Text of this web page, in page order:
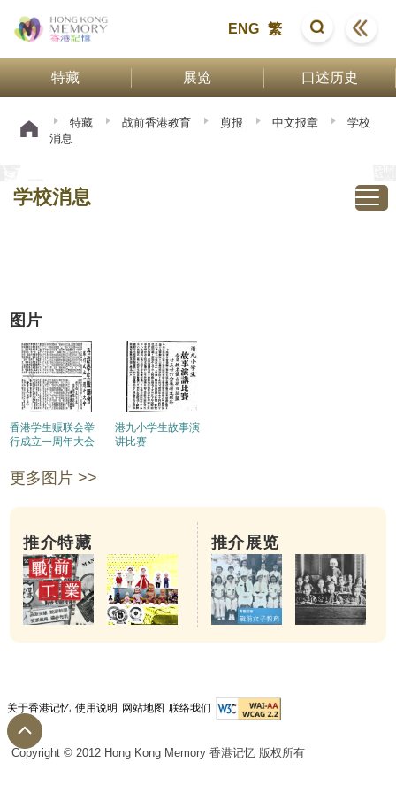
ENG 繁
特藏 展览 口述历史
特藏 战前香港教育 剪报 中文报章
学校
消息
学校消息
图片
香港学生赈联会举
行成立一周年大会
港九小学生故事演
讲比赛
更多图片 >>
推介特藏 推介展览
关于香港记忆 使用说明 网站地图 联络我们
Copyright © 2012 Hong Kong Memory 香港记忆 版权所有